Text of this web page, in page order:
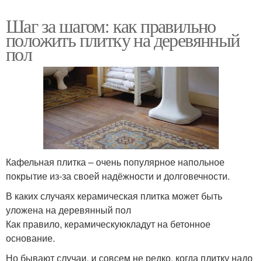
Шаг за шагом: как правильно
положить плитку на деревянный
пол
Кафельная плитка – очень популярное напольное
покрытие из-за своей надёжности и долговечности.
В каких случаях керамическая плитка может быть
уложена на деревянный пол
Как правило, керамическуюкладут на бетонное
основание.
Но бывают случаи, и совсем не редко, когда плитку надо